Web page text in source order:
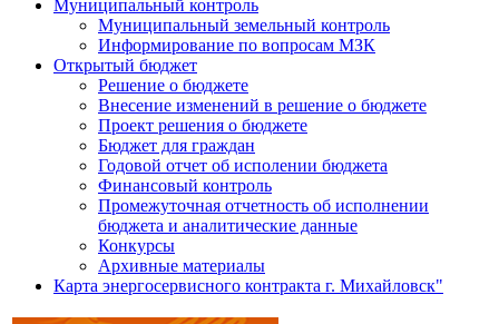
Муниципальный контроль
Муниципальный земельный контроль
Информирование по вопросам МЗК
Открытый бюджет
Решение о бюджете
Внесение изменений в решение о бюджете
Проект решения о бюджете
Бюджет для граждан
Годовой отчет об исполении бюджета
Финансовый контроль
Промежуточная отчетность об исполнении
бюджета и аналитические данные
Конкурсы
Архивные материалы
Карта энергосервисного контракта г. Михайловск"